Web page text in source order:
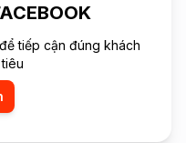
tiếp cận đúng khách